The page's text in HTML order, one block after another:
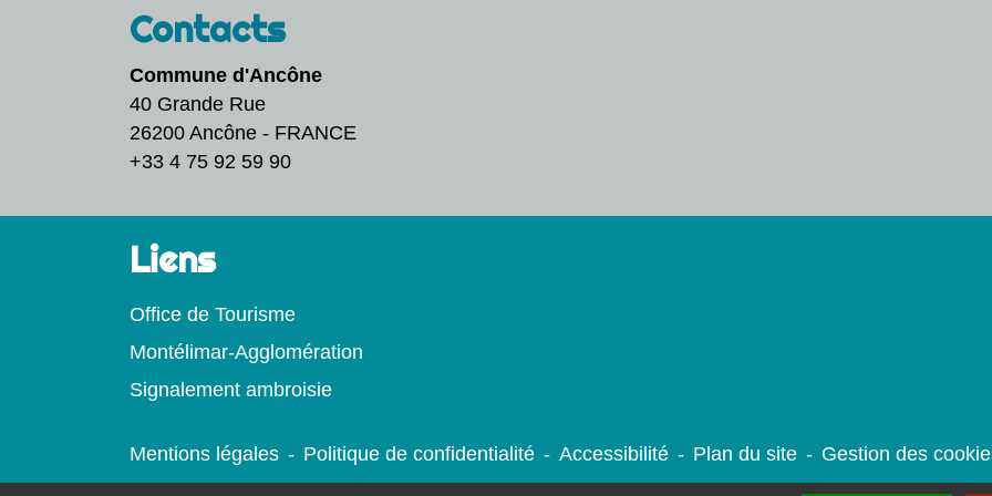
Contacts
Commune d'Ancône
40 Grande Rue
26200 Ancône - FRANCE
+33 4 75 92 59 90
Liens
Office de Tourisme
Montélimar-Agglomération
Signalement ambroisie
Mentions légales - Politique de confidentialité - Accessibilité - Plan du site - Gestion des